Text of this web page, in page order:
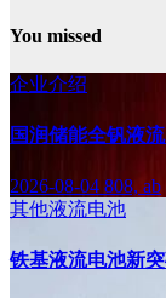
You missed
企业介绍
国润储能全钒液
2026-08-04 808, ab
其他液流电池
铁基液流电池新